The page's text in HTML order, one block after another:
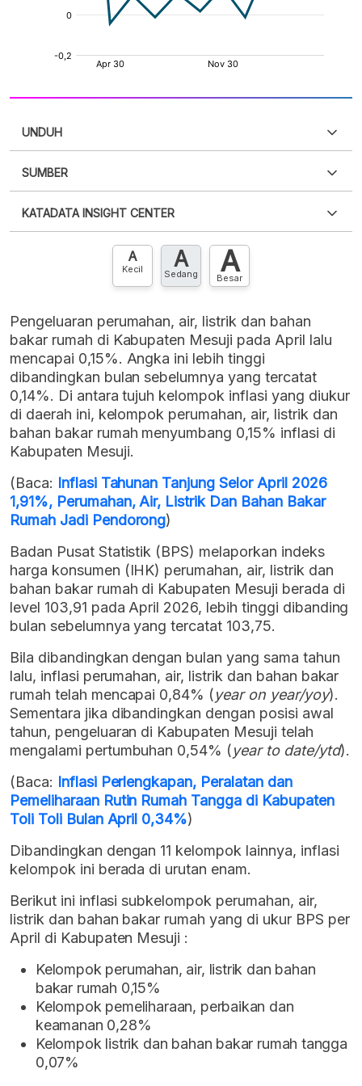
UNDUH
XLS
SUMBER
punya akun?Silakan Daftar sekarang
KATADATA INSIGHT CENTER
Hubungi sekarang »
A
Kecil A
Sedang A
Besar
Pengeluaran perumahan, air, listrik dan bahan
bakar rumah di Kabupaten Mesuji pada April lalu
mencapai 0,15%. Angka ini lebih tinggi
dibandingkan bulan sebelumnya yang tercatat
0,14%. Di antara tujuh kelompok inflasi yang diukur
di daerah ini, kelompok perumahan, air, listrik dan
bahan bakar rumah menyumbang 0,15% inflasi di
Kabupaten Mesuji.
(Baca: Inflasi Tahunan Tanjung Selor April 2026
1,91%, Perumahan, Air, Listrik Dan Bahan Bakar
Rumah Jadi Pendorong)
Badan Pusat Statistik (BPS) melaporkan indeks
harga konsumen (IHK) perumahan, air, listrik dan
bahan bakar rumah di Kabupaten Mesuji berada di
level 103,91 pada April 2026, lebih tinggi dibanding
bulan sebelumnya yang tercatat 103,75.
Bila dibandingkan dengan bulan yang sama tahun
lalu, inflasi perumahan, air, listrik dan bahan bakar
rumah telah mencapai 0,84% (year on year/yoy).
Sementara jika dibandingkan dengan posisi awal
tahun, pengeluaran di Kabupaten Mesuji telah
mengalami pertumbuhan 0,54% (year to date/ytd).
(Baca: Inflasi Perlengkapan, Peralatan dan
Pemeliharaan Rutin Rumah Tangga di Kabupaten
Toli Toli Bulan April 0,34%)
Dibandingkan dengan 11 kelompok lainnya, inflasi
kelompok ini berada di urutan enam.
Berikut ini inflasi subkelompok perumahan, air,
listrik dan bahan bakar rumah yang di ukur BPS per
April di Kabupaten Mesuji :
Kelompok perumahan, air, listrik dan bahan
bakar rumah 0,15%
Kelompok pemeliharaan, perbaikan dan
keamanan 0,28%
Kelompok listrik dan bahan bakar rumah tangga
0,07%